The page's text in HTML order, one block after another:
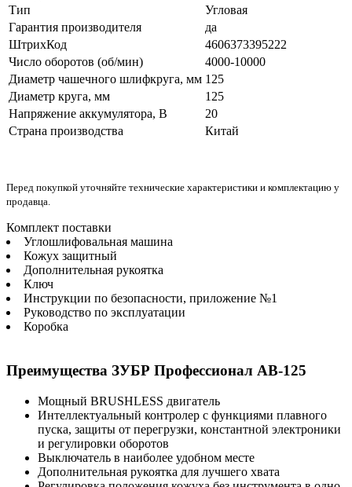
Тип
Угловая
Гарантия производителя
да
ШтрихКод
4606373395222
Число оборотов (об/мин)
4000-10000
Диаметр чашечного шлифкруга, мм 125
Диаметр круга, мм
125
Напряжение аккумулятора, В
20
Страна производства
Китай
Перед покупкой уточняйте технические характеристики и комплектацию у
продавца.
Комплект поставки
Углошлифовальная машина
Кожух защитный
Дополнительная рукоятка
Ключ
Инструкции по безопасности, приложение №1
Руководство по эксплуатации
Коробка
Преимущества ЗУБР Профессионал AB-125
Мощный BRUSHLESS двигатель
Интеллектуальный контролер с функциями плавного
пуска, защиты от перегрузки, константной электроники
и регулировки оборотов
Выключатель в наиболее удобном месте
Дополнительная рукоятка для лучшего хвата